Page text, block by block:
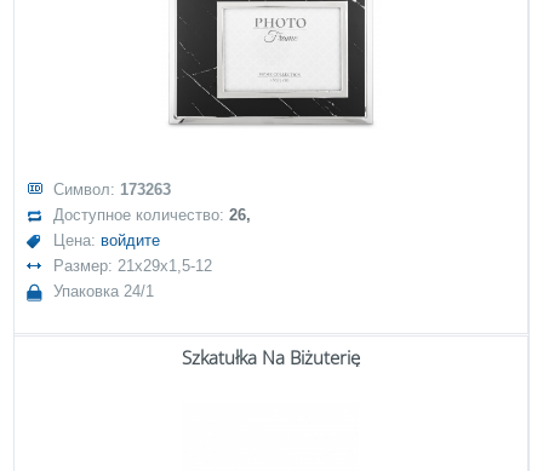
Символ: 173263
Доступное количество:26,
Цена: войдите
Размер: 21x29x1,5-12
Упаковка 24/1
Szkatułka Na Biżuterię